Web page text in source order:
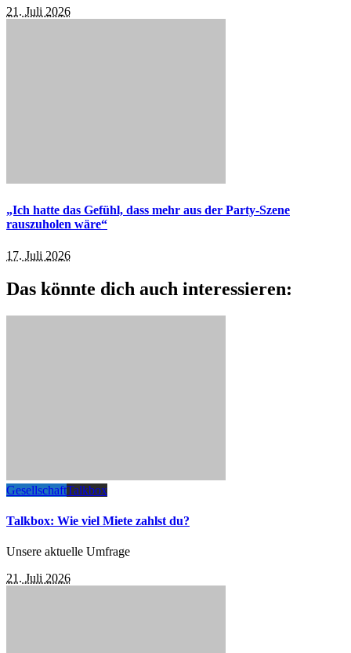
21. Juli 2026
„Ich hatte das Gefühl, dass mehr aus der Party-Szene
rauszuholen wäre“
17. Juli 2026
Das könnte dich auch interessieren:
GesellschaftTalkbox
Talkbox: Wie viel Miete zahlst du?
Unsere aktuelle Umfrage
21. Juli 2026